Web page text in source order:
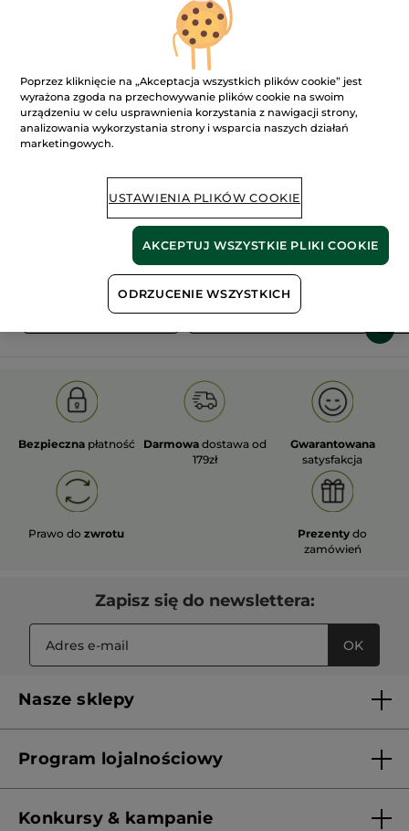
roślinne
pól organicznych
Pokaż więcej
OLD PRODUCT LINE LES DEODORANTS NAT.
Bezpieczna płatność Darmowa dostawa od
179zł
Gwarantowana
satysfakcja
Prawo dozwrotu Prezenty do
zamówień
Zapisz się do newslettera:
OK
Nasze sklepy
Franczyza
Program lojalnościowy
Konkursy & kampanie
Poprzez kliknięcie na „Akceptacja wszystkich plików cookie” jest
wyrażona zgoda na przechowywanie plików cookie na swoim
urządzeniu w celu usprawnienia korzystania z nawigacji strony,
analizowania wykorzystania strony i wsparcia naszych działań
marketingowych.
USTAWIENIA PLIKÓW COOKIE
ODRZUCENIE WSZYSTKICH
AKCEPTUJ WSZYSTKIE PLIKI COOKIE